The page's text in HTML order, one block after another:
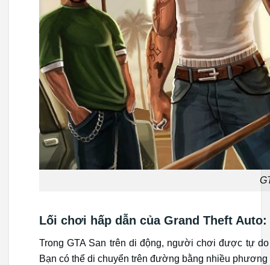
Lối chơi hấp dẫn của Grand Theft
Trong GTA San trên di động, người chơi được tự
Bạn có thể di chuyển trên đường bằng nhiều